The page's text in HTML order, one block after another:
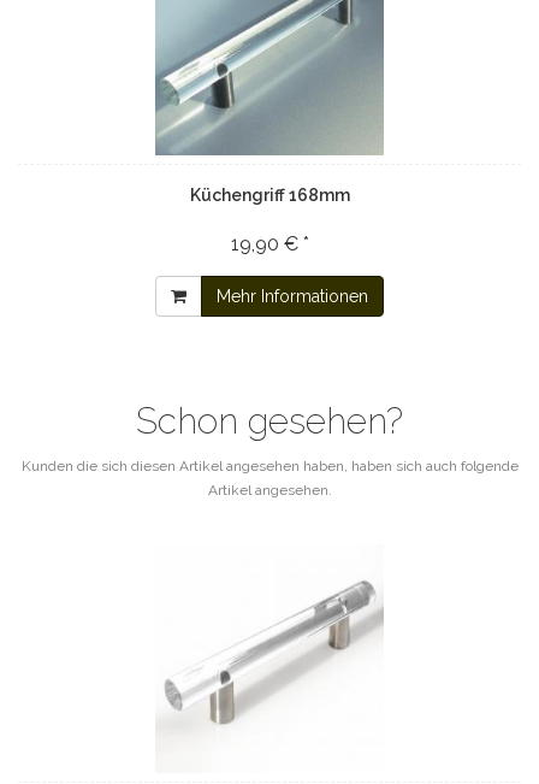
Küchengriff 168mm
19,90 € *
Mehr Informationen
Schon gesehen?
Kunden die sich diesen Artikel angesehen haben, haben sich auch folgende
Artikel angesehen.